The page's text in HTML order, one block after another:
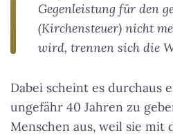
Gegenleistung für den
(Kirchensteuer) nicht
wird, trennen sich die
Dabei scheint es durchaus
ungefähr 40 Jahren zu
Menschen aus, weil sie mit